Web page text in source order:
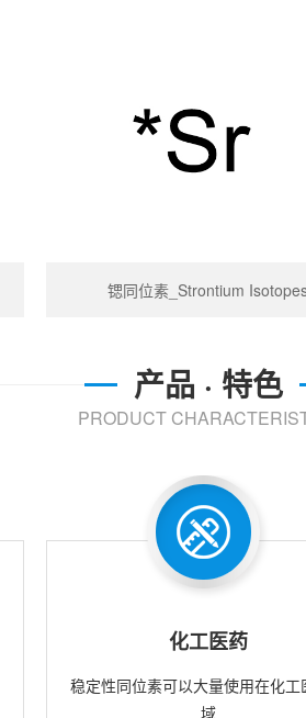
锶同位素_Strontium
产品 · 特色
PRODUCT
化工医药
稳定性同位素可以大量使用在化工
域